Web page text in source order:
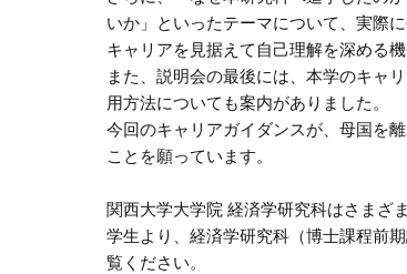
いか」といったテーマについて、実際
キャリアを見据えて自己理解を深める機
また、説明会の最後には、本学のキャ
用方法についても案内がありました。
今回のキャリアガイダンスが、母国を
ことを願っています。
関西大学大学院 経済学研究科はさまざ
学生より、経済学研究科（博士課程前
覧ください。